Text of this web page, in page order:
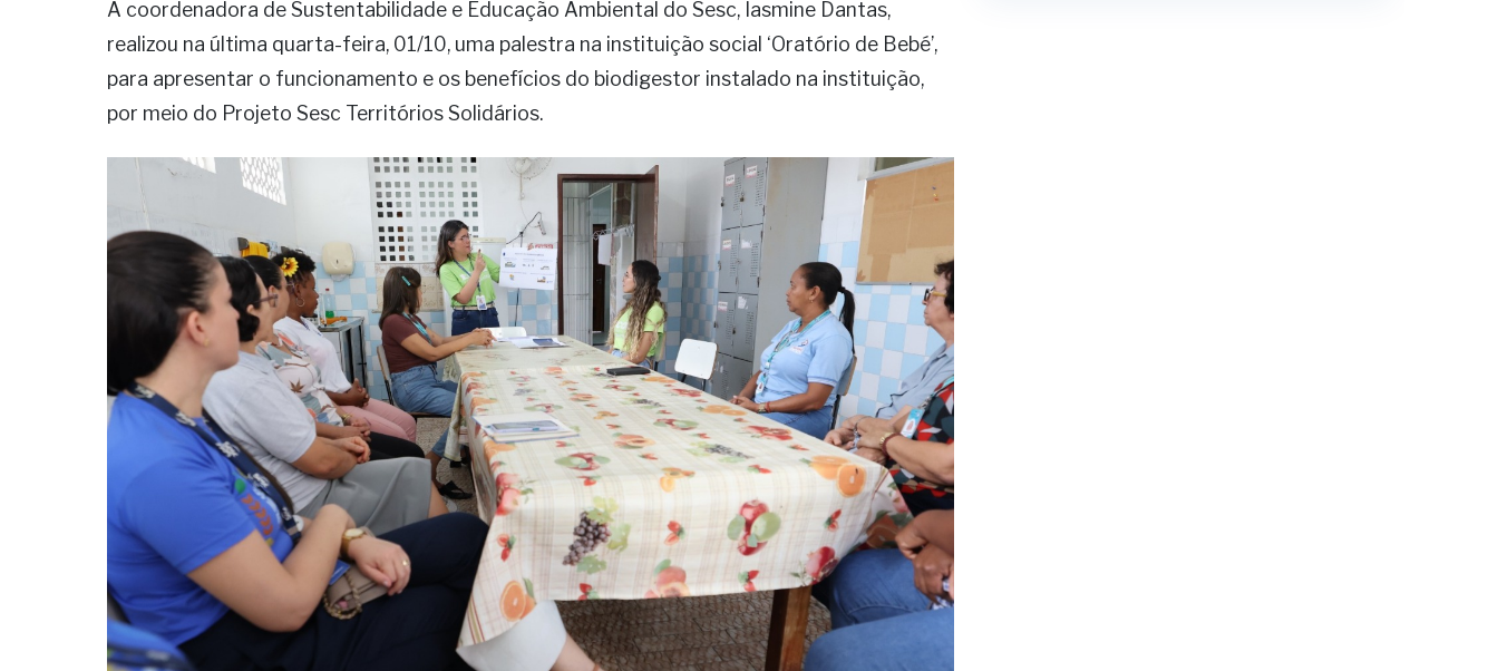
A coordenadora de Sustentabilidade e Educação Ambiental do Sesc, Iasmine Dantas,
realizou na última quarta-feira, 01/10, uma palestra na instituição social ‘Oratório de Bebé’,
para apresentar o funcionamento e os benefícios do biodigestor instalado na instituição,
por meio do Projeto Sesc Territórios Solidários.